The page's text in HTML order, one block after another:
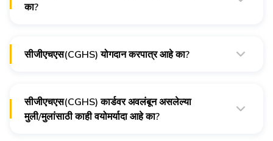
का?
सीजीएचएस(CGHS) योगदान करपात्र आहे का?
सीजीएचएस(CGHS) कार्डवर अवलंबून असलेल्या
मुली/मुलांसाठी काही वयोमर्यादा आहे का?